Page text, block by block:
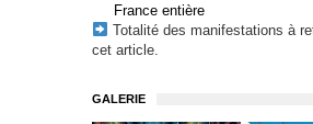
France entière
Totalité des manifestations à
cet article
GALERIE